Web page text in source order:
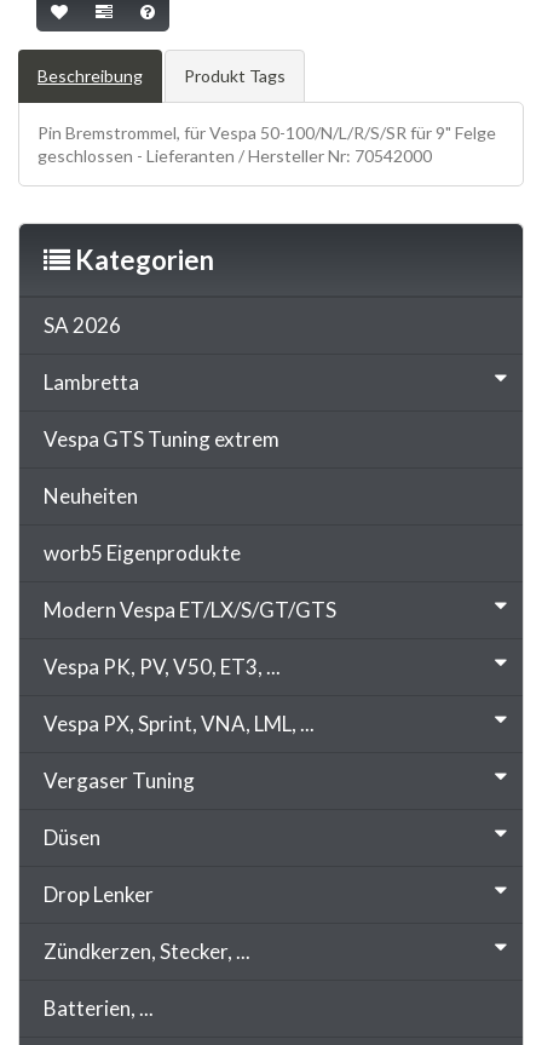
Beschreibung Produkt Tags
Pin Bremstrommel, für Vespa 50-100/N/L/R/S/SR für 9" Felge
geschlossen - Lieferanten / Hersteller Nr: 70542000
Kategorien
SA 2026
Lambretta
Vespa GTS Tuning extrem
Neuheiten
worb5 Eigenprodukte
Modern Vespa ET/LX/S/GT/GTS
Vespa PK, PV, V50, ET3, ...
Vespa PX, Sprint, VNA, LML, ...
Vergaser Tuning
Düsen
Drop Lenker
Zündkerzen, Stecker, ...
Batterien, ...